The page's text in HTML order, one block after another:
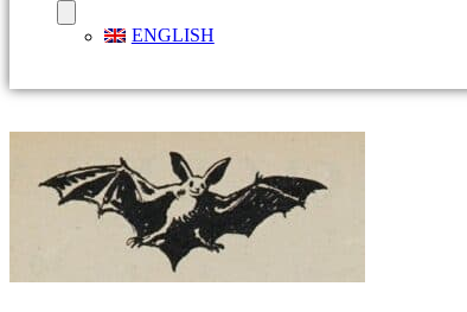
ENGLISH